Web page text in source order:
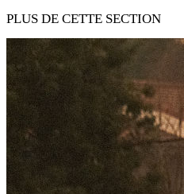
PLUS DE CETTE SECTION